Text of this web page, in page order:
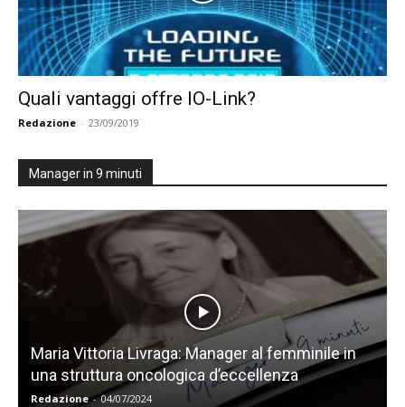
Quali vantaggi offre IO-Link?
Redazione - 23/09/2019
Manager in 9 minuti
Maria Vittoria Livraga: Manager al femminile in
una struttura oncologica d’eccellenza
Redazione - 04/07/2024